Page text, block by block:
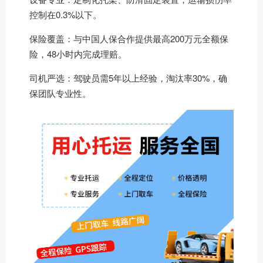
控制在0.3%以下。
保险覆盖：与中国人保合作提供最高200万元全额保
险，48小时内完成理赔。
司机严选：驾驶员需5年以上经验，淘汰率30%，确
保团队专业性。